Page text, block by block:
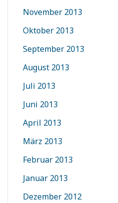
November 2013
Oktober 2013
September 2013
August 2013
Juli 2013
Juni 2013
April 2013
März 2013
Februar 2013
Januar 2013
Dezember 2012